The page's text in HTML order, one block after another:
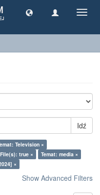
Idź
Television ×
true ×
Temat: media ×
×
Show Advanced Filters